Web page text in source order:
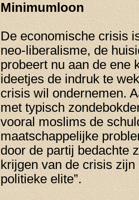
Minimumloon
De economische crisis
neo-liberalisme, de
probeert nu aan de ene
ideetjes de indruk te
crisis wil ondernemen.
met typisch
vooral moslims de
maatschappelijke
door de partij bedachte
krijgen van de crisis zijn
politieke elite”.